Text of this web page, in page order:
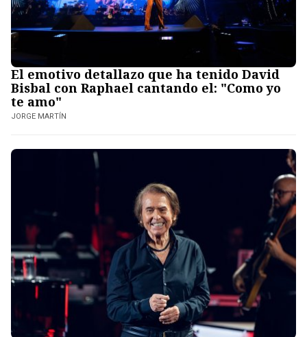
El emotivo detallazo que ha tenido David
Bisbal con Raphael cantando el: "Como yo
te amo"
JORGE MARTÍN